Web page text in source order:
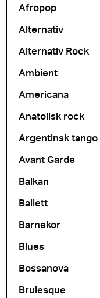
Afropop
Alternativ
Alternativ Rock
Ambient
Americana
Anatolisk rock
Argentinsk tango
Avant Garde
Balkan
Ballett
Barnekor
Blues
Bossanova
Brulesque
9. desember